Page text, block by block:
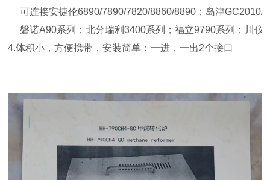
可连接安捷伦6890/7890/7820/8860/8890；岛津
磐诺A90系列；北分瑞利3400系列；福立9790系列；川仪
4.体积小，方便携带，安装简单：一进，一出2个接口